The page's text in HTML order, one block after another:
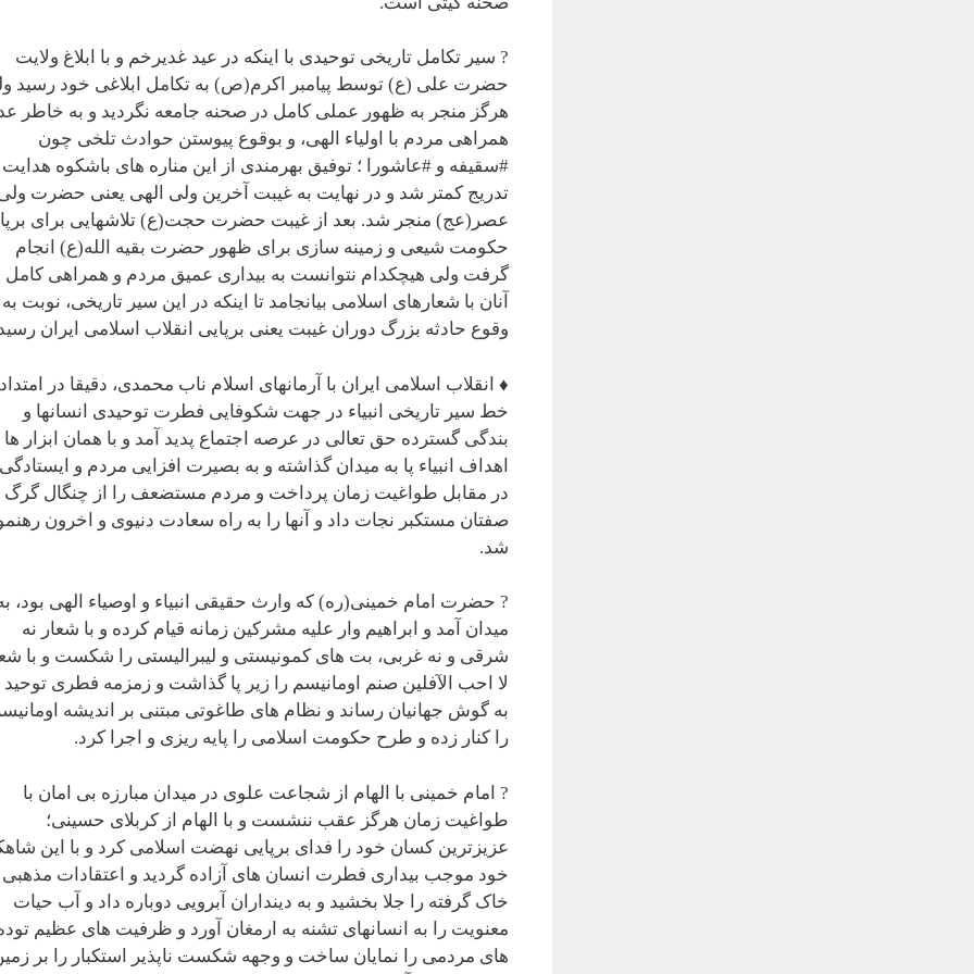
? سیر تکامل تاریخی توحیدی با اینکه در عید غدیرخم و با ابلاغ ولایت
حضرت علی (ع) توسط پیامبر اکرم(ص) به تکامل ابلاغی خود رسید
هرگز منجر به ظهور عملی کامل در صحنه جامعه نگردید و به خاطر
همراهی مردم با اولیاء الهی، و بوقوع پیوستن حوادث تلخی چون
#سقیفه و #عاشورا ؛ توفیق بهرمندی از این مناره های باشکوه هدایت
تدریج کمتر شد و در نهایت به غیبت آخرین ولی الهی یعنی حضرت
عصر(عج) منجر شد. بعد از غیبت حضرت حجت(ع) تلاشهایی برای
حکومت شیعی و زمینه سازی برای ظهور حضرت بقیه الله(ع) انجام
گرفت ولی هیچکدام نتوانست به بیداری عمیق مردم و همراهی کامل
آنان با شعارهای اسلامی بیانجامد تا اینکه در این سیر تاریخی، نوبت به
وقوع حادثه بزرگ دوران غیبت یعنی برپایی انقلاب اسلامی ایران
♦️ انقلاب اسلامی ایران با آرمانهای اسلام ناب محمدی، دقیقا در امتداد
خط سیر تاریخی انبیاء در جهت شکوفایی فطرت توحیدی انسانها و
بندگی گسترده حق تعالی در عرصه اجتماع پدید آمد و با همان ابزار ها
اهداف انبیاء پا به میدان گذاشته و به بصیرت افزایی مردم و ایستادگی
در مقابل طواغیت زمان پرداخت و مردم مستضعف را از چنگال گرگ
صفتان مستکبر نجات داد و آنها را به راه سعادت دنیوی و اخرون
شد.
? حضرت امام خمینی(ره) که وارث حقیقی انبیاء و اوصیاء الهی بود،
میدان آمد و ابراهیم وار علیه مشرکین زمانه قیام کرده و با شعار نه
شرقی و نه غربی، بت های کمونیستی و لیبرالیستی را شکست و با
لا احب الآفلین صنم اومانیسم را زیر پا گذاشت و زمزمه فطری توحید
به گوش جهانیان رساند و نظام های طاغوتی مبتنی بر اندیشه
را کنار زده و طرح حکومت اسلامی را پایه ریزی و اجرا کرد.
? امام خمینی با الهام از شجاعت علوی در میدان مبارزه بی امان با
طواغیت زمان هرگز عقب ننشست و با الهام از کربلای حسینی؛
عزیزترین کسان خود را فدای برپایی نهضت اسلامی کرد و با این
خود موجب بیداری فطرت انسان های آزاده گردید و اعتقادات مذهبی
خاک گرفته را جلا بخشید و به دینداران آبرویی دوباره داد و آب حیات
معنویت را به انسانهای تشنه به ارمغان آورد و ظرفیت های عظیم
های مردمی را نمایان ساخت و وجهه شکست ناپذیر استکبار را بر